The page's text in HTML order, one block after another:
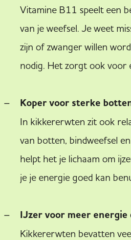
Vitamine B11 speelt een
van je weefsel. Je weet
zijn of zwanger willen
nodig. Het zorgt ook voor
Koper voor sterke
In kikkererwten zit ook
van botten, bindweefsel
helpt het je lichaam om
je je energie goed kan
IJzer voor meer
Kikkererwten bevatten